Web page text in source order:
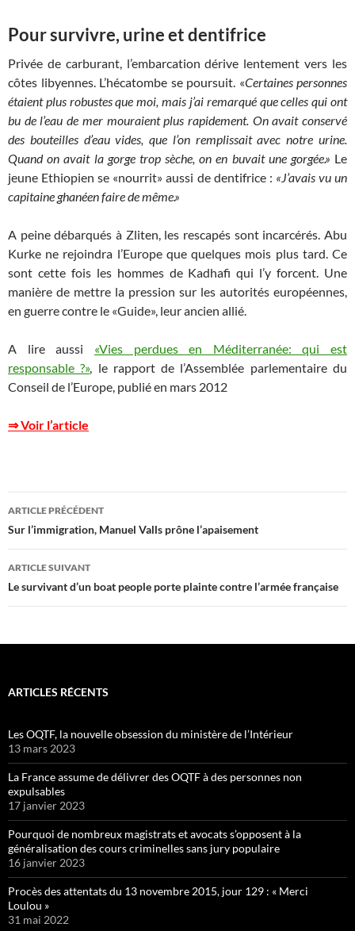
Pour survivre, urine et dentifrice
Privée de carburant, l’embarcation dérive lentement vers les
côtes libyennes. L’hécatombe se poursuit. «Certaines personnes
étaient plus robustes que moi, mais j’ai remarqué que celles qui ont
bu de l’eau de mer mouraient plus rapidement. On avait conservé
des bouteilles d’eau vides, que l’on remplissait avec notre urine.
Quand on avait la gorge trop sèche, on en buvait une gorgée.» Le
jeune Ethiopien se «nourrit» aussi de dentifrice : «J’avais vu un
capitaine ghanéen faire de même.»
A peine débarqués à Zliten, les rescapés sont incarcérés. Abu
Kurke ne rejoindra l’Europe que quelques mois plus tard. Ce
sont cette fois les hommes de Kadhafi qui l’y forcent. Une
manière de mettre la pression sur les autorités européennes,
en guerre contre le «Guide», leur ancien allié.
A lire aussi «Vies perdues en Méditerranée: qui est
responsable ?», le rapport de l’Assemblée parlementaire du
Conseil de l’Europe, publié en mars 2012
⇒ Voir l’article
Navigation
des
articles
ARTICLE PRÉCÉDENT
Sur l’immigration, Manuel Valls prône l’apaisement
ARTICLE SUIVANT
Le survivant d’un boat people porte plainte contre l’armée française
ARTICLES RÉCENTS
Les OQTF, la nouvelle obsession du ministère de l’Intérieur
13 mars 2023
La France assume de délivrer des OQTF à des personnes non
expulsables
17 janvier 2023
Pourquoi de nombreux magistrats et avocats s’opposent à la
généralisation des cours criminelles sans jury populaire
16 janvier 2023
Procès des attentats du 13 novembre 2015, jour 129 : « Merci
Loulou »
31 mai 2022